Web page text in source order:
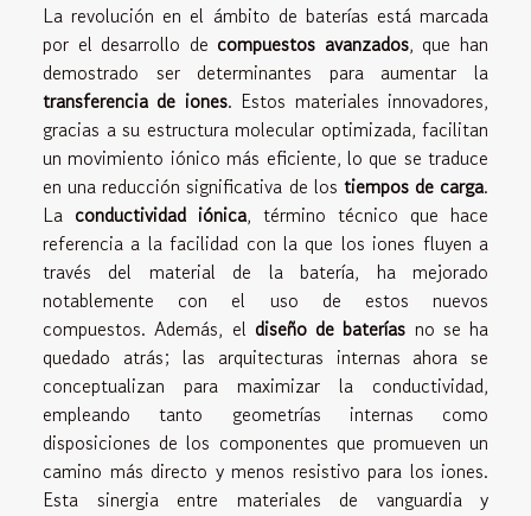
La revolución en el ámbito de baterías está marcada
por el desarrollo de compuestos avanzados, que han
demostrado ser determinantes para aumentar la
transferencia de iones. Estos materiales innovadores,
gracias a su estructura molecular optimizada, facilitan
un movimiento iónico más eficiente, lo que se traduce
en una reducción significativa de los tiempos de carga.
La conductividad iónica, término técnico que hace
referencia a la facilidad con la que los iones fluyen a
través del material de la batería, ha mejorado
notablemente con el uso de estos nuevos
compuestos. Además, el diseño de baterías no se ha
quedado atrás; las arquitecturas internas ahora se
conceptualizan para maximizar la conductividad,
empleando tanto geometrías internas como
disposiciones de los componentes que promueven un
camino más directo y menos resistivo para los iones.
Esta sinergia entre materiales de vanguardia y